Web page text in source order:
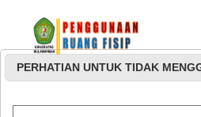
PERHATIAN UNTUK TIDAK